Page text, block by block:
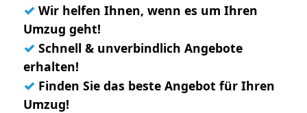
✓ Wir helfen Ihnen, wenn es um Ihren
Umzug geht!
✓ Schnell & unverbindlich Angebote
erhalten!
✓ Finden Sie das beste Angebot für Ihren
Umzug!